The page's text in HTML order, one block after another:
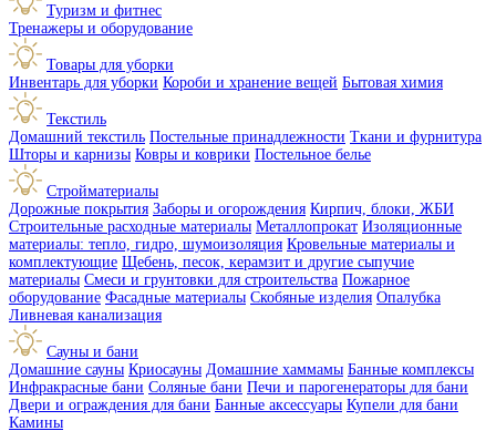
Туризм и фитнес
Тренажеры и оборудование
Товары для уборки
Инвентарь для уборки Короби и хранение вещей Бытовая химия
Текстиль
Домашний текстиль Постельные принадлежности Ткани и фурнитура
Шторы и карнизы Ковры и коврики Постельное белье
Стройматериалы
Дорожные покрытия Заборы и огорождения Кирпич, блоки, ЖБИ
Строительные расходные материалы Металлопрокат Изоляционные
материалы: тепло, гидро, шумоизоляция Кровельные материалы и
комплектующие Щебень, песок, керамзит и другие сыпучие
материалы Смеси и грунтовки для строительства Пожарное
оборудование Фасадные материалы Скобяные изделия Опалубка
Ливневая канализация
Сауны и бани
Домашние сауны Криосауны Домашние хаммамы Банные комплексы
Инфракрасные бани Соляные бани Печи и парогенераторы для бани
Двери и ограждения для бани Банные аксессуары Купели для бани
Камины